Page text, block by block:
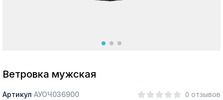
Ветровка мужская
Артикул АУОЧ036900 0 отзывов